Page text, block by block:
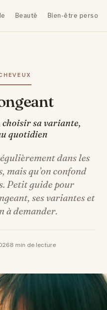
Beauté Bien-être
choisir sa variante,
quotidien
dans les
mais qu’on confond
Petit guide pour
ses variantes et
à demander.
8 min de lecture